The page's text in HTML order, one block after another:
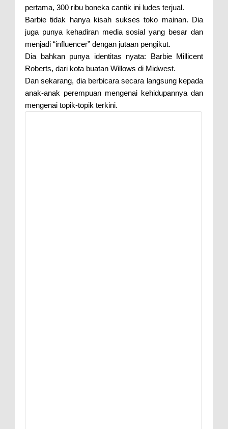
pertama, 300 ribu boneka cantik ini ludes terjual.
Barbie tidak hanya kisah sukses toko mainan. Dia
juga punya kehadiran media sosial yang besar dan
menjadi “influencer” dengan jutaan pengikut.
Dia bahkan punya identitas nyata: Barbie Millicent
Roberts, dari kota buatan Willows di Midwest.
Dan sekarang, dia berbicara secara langsung kepada
anak-anak perempuan mengenai kehidupannya dan
mengenai topik-topik terkini.